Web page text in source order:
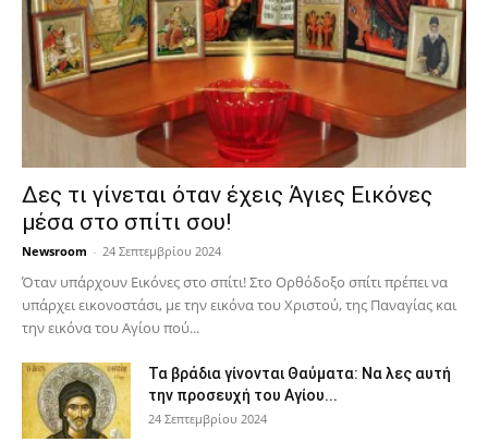
Δες τι γίνεται όταν έχεις Άγιες Εικόνες
μέσα στο σπίτι σου!
Newsroom - 24 Σεπτεμβρίου 2024
Όταν υπάρχουν Εικόνες στο σπίτι! Στο Ορθόδοξο σπίτι πρέπει να
υπάρχει εικονοστάσι, με την εικόνα του Χριστού, της Παν­αγίας και
την εικόνα του Αγίου πού...
Τα βράδια γίνονται Θαύματα: Να λες αυτή
την προσευχή του Αγίου...
24 Σεπτεμβρίου 2024